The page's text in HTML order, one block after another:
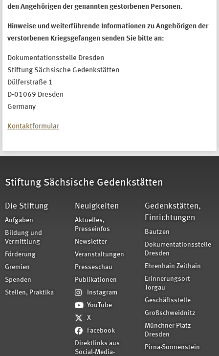
den Angehörigen der genannten gestorbenen Personen.
Hinweise und weiterführende Informationen zu Angehörigen der
verstorbenen Kriegsgefangen senden Sie bitte an:
Dokumentationsstelle Dresden
Stiftung Sächsische Gedenkstätten
Dülferstraße 1
D-01069 Dresden
Germany
Kontaktformular
Stiftung Sächsische Gedenkstätten
Die Stiftung
Aufgaben
Bildung und
Vermittlung
Förderung
Gremien
Spenden
Stellen, Praktika
Neuigkeiten
Aktuelles,
Presseinfos
Newsletter
Veranstaltungen
Presseschau
Publikationen
Instagram
YouTube
X
Facebook
Direktlinks aus
Social-Media-
Gedenkstätten,
Einrichtungen
Bautzen
Dokumentationsstelle
Dresden
Ehrenhain Zeithain
Erinnerungsort
Torgau
Geschäftsstelle
Großschweidnitz
Münchner Platz
Dresden
Pirna-Sonnenstein